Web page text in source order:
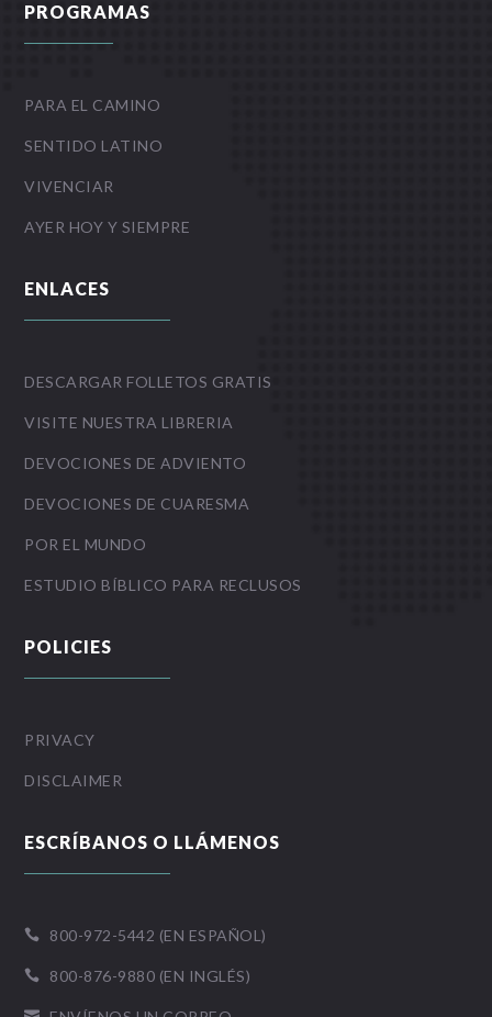
PROGRAMAS
PARA EL CAMINO
SENTIDO LATINO
VIVENCIAR
AYER HOY Y SIEMPRE
ENLACES
DESCARGAR FOLLETOS GRATIS
VISITE NUESTRA LIBRERIA
DEVOCIONES DE ADVIENTO
DEVOCIONES DE CUARESMA
POR EL MUNDO
ESTUDIO BÍBLICO PARA RECLUSOS
POLICIES
PRIVACY
DISCLAIMER
ESCRÍBANOS O LLÁMENOS
 800-972-5442 (EN ESPAÑOL)
 800-876-9880 (EN INGLÉS)